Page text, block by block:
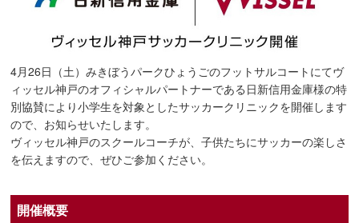
4月26日（土）みきぼうパークひょうごのフットサルコートにてヴ
ィッセル神戸のオフィシャルパートナーである日新信用金庫様の特
別協賛により小学生を対象としたサッカークリニックを開催します
ので、お知らせいたします。
ヴィッセル神戸のスクールコーチが、子供たちにサッカーの楽しさ
を伝えますので、ぜひご参加ください。
開催概要